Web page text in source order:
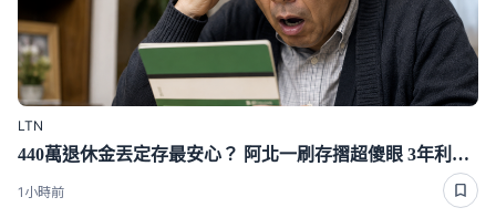
LTN
440萬退休金丟定存最安心？ 阿北一刷存摺超傻眼 3年利息僅1千多
1小時前